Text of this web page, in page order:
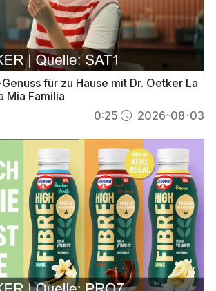
für zu Hause mit Dr. Oetker La
Mia Familia
0:25 2026-08-03